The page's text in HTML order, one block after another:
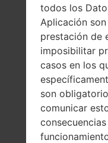
todos los
Aplicación
prestación de
imposibilitar
casos en los
son
comunicar